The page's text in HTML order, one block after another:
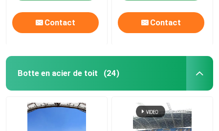
Contact Contact
Botte en acier de toit (24)